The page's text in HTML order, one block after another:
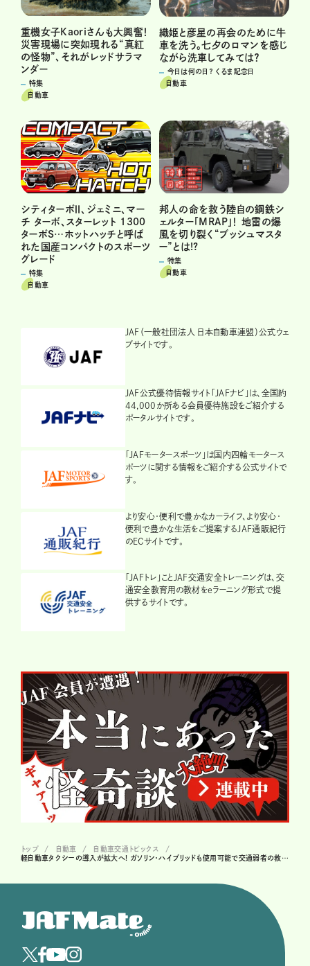
重機女子Kaoriさんも大興奮！
災害現場に突如現れる“真紅
の怪物”、それがレッドサラマ
ンダー
特集
自動車
織姫と彦星の再会のために牛
車を洗う。七夕のロマンを感じ
ながら洗車してみては？
今日は何の日？ くるま記念日
自動車
シティターボⅡ、ジェミニ、マー
チ ターボ、スターレット 1300
ターボS…ホットハッチと呼ば
れた国産コンパクトのスポーツ
グレード
特集
自動車
邦人の命を救う陸自の鋼鉄シ
ェルター「MRAP」！ 地雷の爆
風を切り裂く“ブッシュマスタ
ー”とは!?
特集
自動車
JAF（一般社団法人 日本自動車連盟）公式ウェ
ブサイトです。
JAF公式優待情報サイト「JAFナビ」は、全国約
44,000か所ある会員優待施設をご紹介する
ポータルサイトです。
「JAFモータースポーツ」は国内四輪モータース
ポーツに関する情報をご紹介する公式サイトで
す。
より安心・便利で豊かなカーライフ、より安心・
便利で豊かな生活をご提案するJAF通販紀行
のECサイトです。
「JAFトレ」ことJAF交通安全トレーニングは、交
通安全教育用の教材をeラーニング形式で提
供するサイトです。
トップ 自動車
自動車交通トピックス
軽自動車タクシーの導入が拡大へ! ガソリン・ハイブリッドも使用可能で交通弱者の救世主となるか!?